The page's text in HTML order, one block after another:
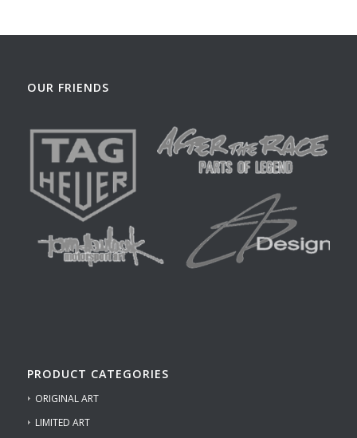
OUR FRIENDS
PRODUCT CATEGORIES
ORIGINAL ART
LIMITED ART